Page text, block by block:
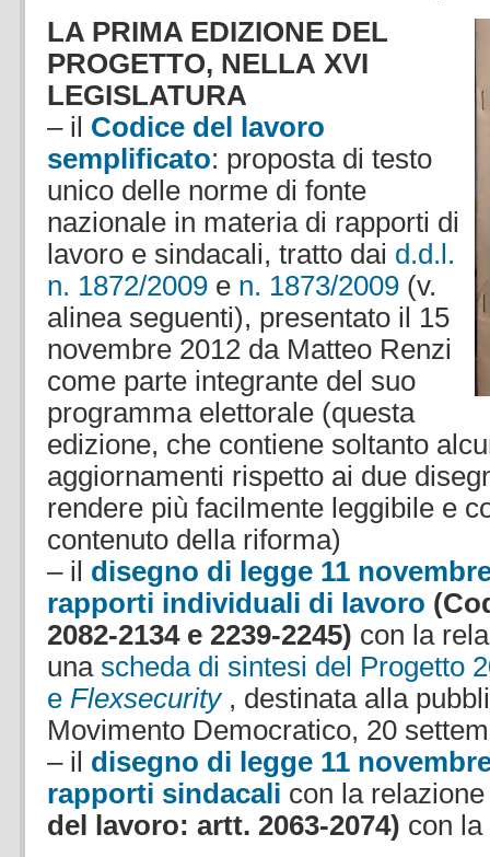
LA PRIMA EDIZIONE DEL
PROGETTO, NELLA XVI
LEGISLATURA
– il Codice del lavoro
semplificato: proposta di testo
unico delle norme di fonte
nazionale in materia di rapporti di
lavoro e sindacali, tratto dai d.d.l.
n. 1872/2009 e n. 1873/2009 (v.
alinea seguenti), presentato il 15
novembre 2012 da Matteo Renzi
come parte integrante del suo
programma elettorale (questa
edizione, che contiene soltanto
aggiornamenti rispetto ai due
rendere più facilmente leggibile e
contenuto della riforma)
– il disegno di legge 11
rapporti individuali di lavoro
2082-2134 e 2239-2245) con la
una scheda di sintesi del Progetto
e Flexsecurity, destinata alla
Movimento Democratico, 20
– il disegno di legge 11
rapporti sindacali con la
del lavoro: artt. 2063-2074) con